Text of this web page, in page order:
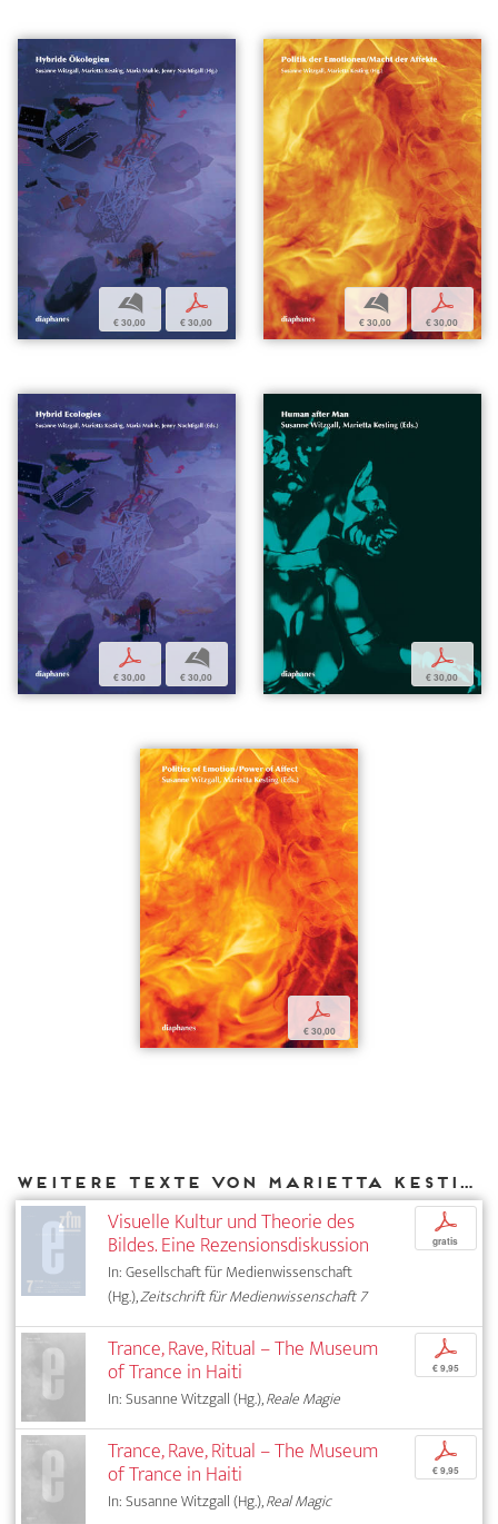
b
€ 30,00
p
€ 30,00
b
€ 30,00
p
€ 30,00
p
€ 30,00
b
€ 30,00
p
€ 30,00
p
€ 30,00
Weitere Texte von Marietta Kesting bei DIAPHANES
Visuelle Kultur und Theorie des
Bildes. Eine Rezensionsdiskussion
In: Gesellschaft für Medienwissenschaft
(Hg.),Zeitschrift für Medienwissenschaft 7
p
gratis
Trance, Rave, Ritual – The Museum
of Trance in Haiti
In: Susanne Witzgall (Hg.),Reale Magie
p
€ 9,95
Trance, Rave, Ritual – The Museum
of Trance in Haiti
In: Susanne Witzgall (Hg.),Real Magic
p
€ 9,95